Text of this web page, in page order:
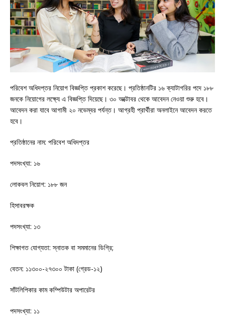
পরিবেশ অধিদপ্তর নিয়োগ বিজ্ঞপ্তি প্রকাশ করেছে। প্রতিষ্ঠানটির ১৬ ক্যাটাগরির পদে ১৮৮
জনকে নিয়োগের লক্ষ্যে এ বিজ্ঞপ্তি দিয়েছে। ৩০ অক্টোবর থেকে আবেদন নেওয়া শুরু হবে।
আবেদন করা যাবে আগামী ২০ নভেম্বর পর্যন্ত। আগ্রহী প্রার্থীরা অনলাইনে আবেদন করতে
হবে।
প্রতিষ্ঠানের নাম: পরিবেশ অধিদপ্তর
পদসংখ্যা: ১৬
লোকবল নিয়োগ: ১৮৮ জন
হিসাবরক্ষক
পদসংখ্যা: ১৩
শিক্ষাগত যোগ্যতা: স্নাতক বা সমমানের ডিগ্রি;
বেতন: ১১৩০০-২৭৩০০ টাকা (গ্রেড-১২)
সাঁটলিপিকার কাম কম্পিউটার অপারেটর
পদসংখ্যা: ১১